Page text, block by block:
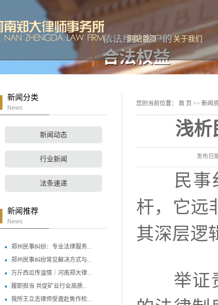
网站首页 关于我们
公司简介
联系我们
新闻分类
News
新闻动态
行业新闻
法条速递
新闻推荐
News
郑州民事纠纷：专业法律服务...
郑州民事纠纷常见解决方式与...
万斤西瓜传温情｜河南郑大律...
履职担当 共促矿业行业高质...
我所王立志律师受邀赴焦作检...
您的当前位置： 首 页 >> 新闻
浅析
发布日
民事纠
杆，它远
其深层逻
举证责